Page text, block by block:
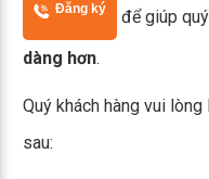
Đăng ký để giúp
dàng hơn.
Quý khách hàng vui
sau: